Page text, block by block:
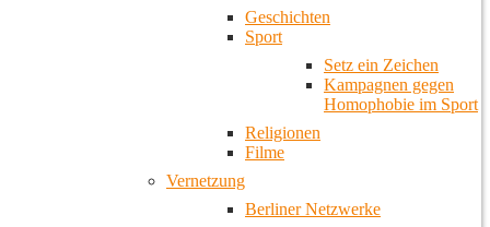
Geschichten
Sport
Setz ein Zeichen
Kampagnen gegen
Homophobie im Sport
Religionen
Filme
Vernetzung
Berliner Netzwerke